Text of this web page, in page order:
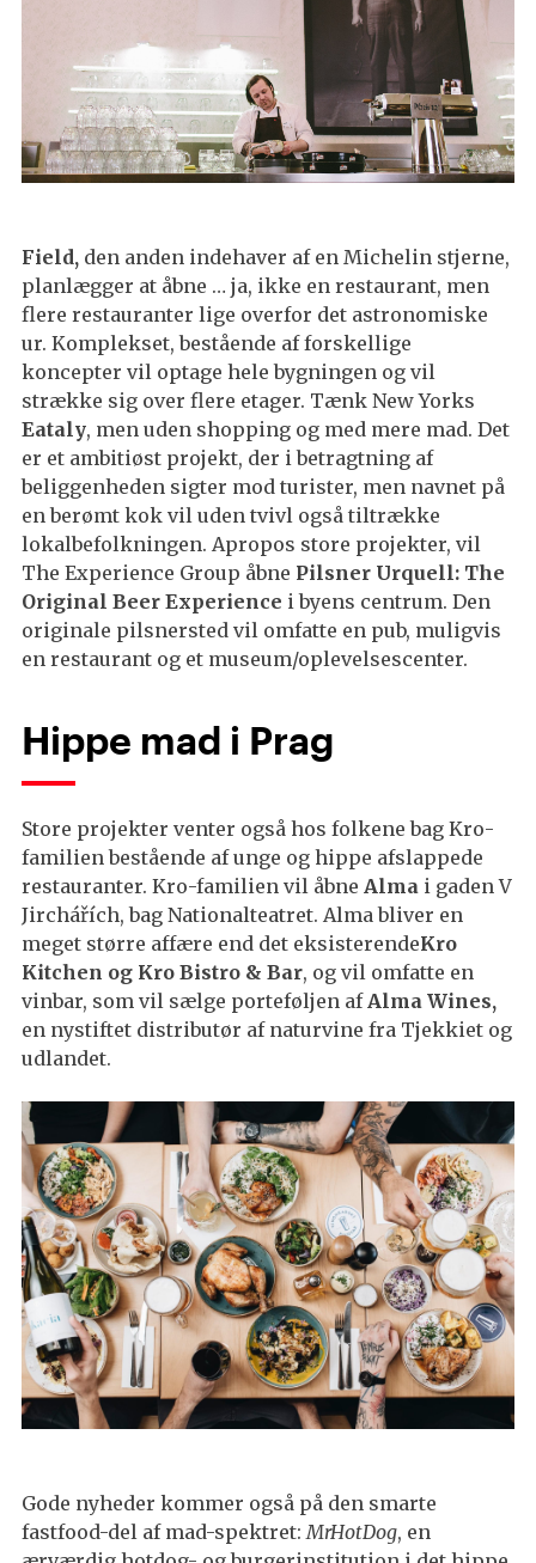
Field, den anden indehaver af en Michelin stjerne,
planlægger at åbne … ja, ikke en restaurant, men
flere restauranter lige overfor det astronomiske
ur. Komplekset, bestående af forskellige
koncepter vil optage hele bygningen og vil
strække sig over flere etager. Tænk New Yorks
Eataly, men uden shopping og med mere mad. Det
er et ambitiøst projekt, der i betragtning af
beliggenheden sigter mod turister, men navnet på
en berømt kok vil uden tvivl også tiltrække
lokalbefolkningen. Apropos store projekter, vil
The Experience Group åbne Pilsner Urquell: The
Original Beer Experience i byens centrum. Den
originale pilsnersted vil omfatte en pub, muligvis
en restaurant og et museum/oplevelsescenter.
Hippe mad i Prag
Store projekter venter også hos folkene bag Kro-
familien bestående af unge og hippe afslappede
restauranter. Kro-familien vil åbne Alma i gaden V
Jirchářích, bag Nationalteatret. Alma bliver en
meget større affære end det eksisterendeKro
Kitchen og Kro Bistro & Bar, og vil omfatte en
vinbar, som vil sælge porteføljen af Alma Wines,
en nystiftet distributør af naturvine fra Tjekkiet og
udlandet.
Gode nyheder kommer også på den smarte
fastfood-del af mad-spektret:MrHotDog, en